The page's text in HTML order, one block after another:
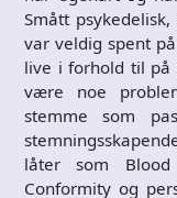
Smått
var veldig spent
live i forhold til på
være noe
stemme som
låter som
Conformity og